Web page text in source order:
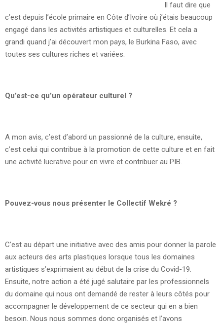
Il faut dire que
c’est depuis l’école primaire en Côte d’Ivoire où j’étais beaucoup
engagé dans les activités artistiques et culturelles. Et cela a
grandi quand j’ai découvert mon pays, le Burkina Faso, avec
toutes ses cultures riches et variées.
Qu’est-ce qu’un opérateur culturel ?
A mon avis, c’est d’abord un passionné de la culture, ensuite,
c’est celui qui contribue à la promotion de cette culture et en fait
une activité lucrative pour en vivre et contribuer au PIB.
Pouvez-vous nous présenter le Collectif Wekré ?
C’est au départ une initiative avec des amis pour donner la parole
aux acteurs des arts plastiques lorsque tous les domaines
artistiques s’exprimaient au début de la crise du Covid-19.
Ensuite, notre action a été jugé salutaire par les professionnels
du domaine qui nous ont demandé de rester à leurs côtés pour
accompagner le développement de ce secteur qui en a bien
besoin. Nous nous sommes donc organisés et l’avons